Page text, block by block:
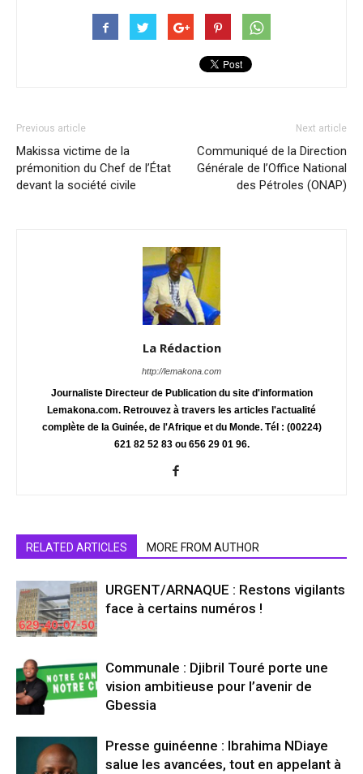
Previous article
Makissa victime de la
prémonition du Chef de l’État
devant la société civile
Next article
Communiqué de la Direction
Générale de l’Office National
des Pétroles (ONAP)
La Rédaction
http://lemakona.com
Journaliste Directeur de Publication du site d'information
Lemakona.com. Retrouvez à travers les articles l'actualité
complète de la Guinée, de l'Afrique et du Monde. Tél : (00224)
621 82 52 83 ou 656 29 01 96.
RELATED ARTICLES MORE FROM AUTHOR
URGENT/ARNAQUE : Restons vigilants
face à certains numéros !
Communale : Djibril Touré porte une
vision ambitieuse pour l’avenir de
Gbessia
Presse guinéenne : Ibrahima NDiaye
salue les avancées, tout en appelant à